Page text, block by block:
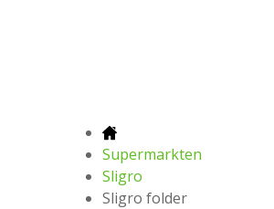
Supermarkten
Sligro
Sligro folder